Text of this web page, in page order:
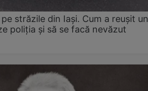
străzile din Iași. Cum a reușit un
poliția și să se facă nevăzut